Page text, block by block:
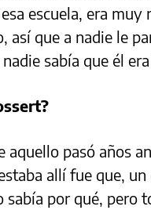
escuela, era
así que a nadie le
sabía que él
aquello pasó años
allí fue que,
sabía por qué, pero